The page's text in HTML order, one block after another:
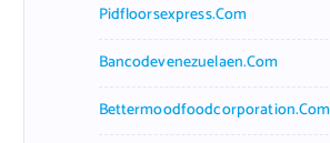
Pidfloorsexpress.com
Bancodevenezuelaen.com
Bettermoodfoodcorporation.com